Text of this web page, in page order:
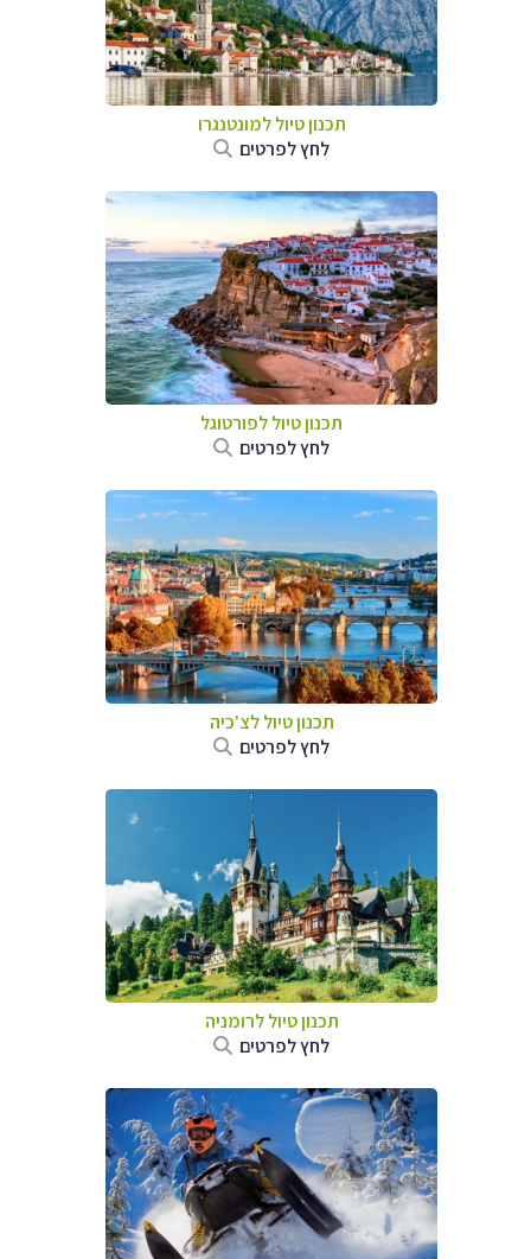
תכנון טיול למונטנגרו
לחץ לפרטים
תכנון טיול לפורטוגל
לחץ לפרטים
תכנון טיול לצ'כיה
לחץ לפרטים
תכנון טיול לרומניה
לחץ לפרטים